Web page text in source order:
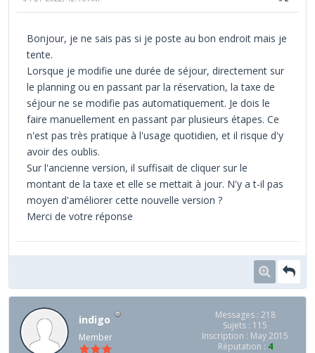
Bonjour, je ne sais pas si je poste au bon endroit mais je
tente.
Lorsque je modifie une durée de séjour, directement sur
le planning ou en passant par la réservation, la taxe de
séjour ne se modifie pas automatiquement. Je dois le
faire manuellement en passant par plusieurs étapes. Ce
n'est pas très pratique à l'usage quotidien, et il risque d'y
avoir des oublis.
Sur l'ancienne version, il suffisait de cliquer sur le
montant de la taxe et elle se mettait à jour. N'y a t-il pas
moyen d'améliorer cette nouvelle version ?
Merci de votre réponse
indigo
Member
Messages : 218
Sujets : 115
Inscription : May 2015
Réputation : 4